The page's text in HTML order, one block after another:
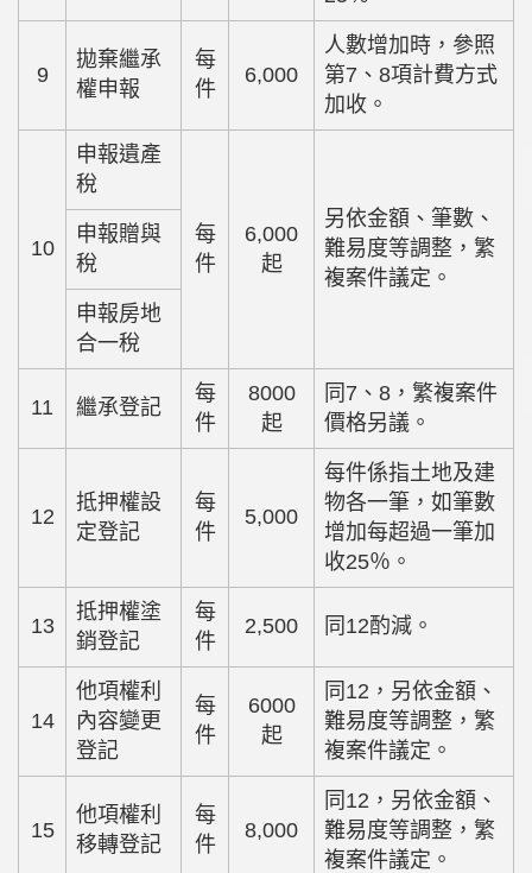
9
拋棄繼承
權申報
每
件
6,000
人數增加時，參照
第7、8項計費方式
加收。
10
申報遺產
稅
每
件
6,000
起
另依金額、筆數、
難易度等調整，繁
複案件議定。
申報贈與
稅
申報房地
合一稅
11 繼承登記
每
件
8000
起
同7、8，繁複案件
價格另議。
12
抵押權設
定登記
每
件
5,000
每件係指土地及建
物各一筆，如筆數
增加每超過一筆加
收25％。
13
抵押權塗
銷登記
每
件
2,500 同12酌減。
14
他項權利
內容變更
登記
每
件
6000
起
同12，另依金額、
難易度等調整，繁
複案件議定。
15
他項權利
移轉登記
每
件
8,000
同12，另依金額、
難易度等調整，繁
複案件議定。